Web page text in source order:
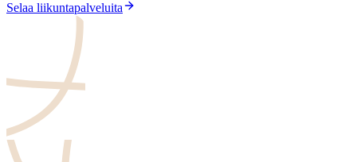
Selaa liikuntapalveluita